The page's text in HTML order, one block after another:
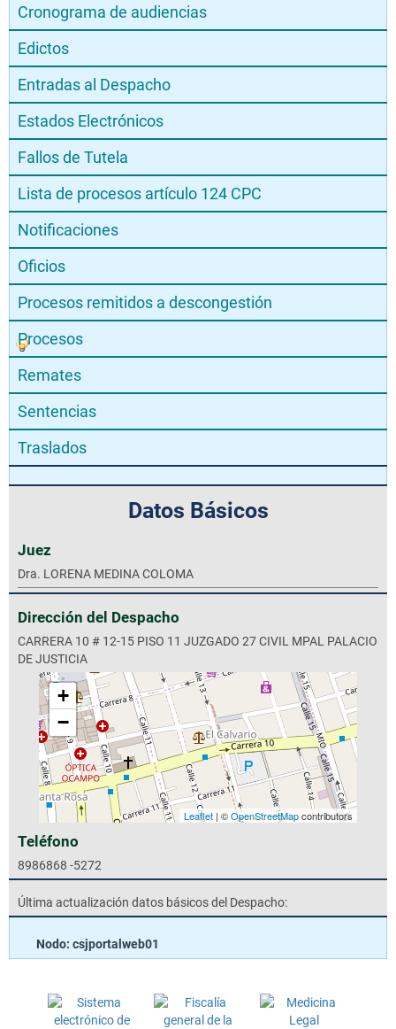
Cronograma de audiencias
Edictos
Entradas al Despacho
Estados Electrónicos
Fallos de Tutela
Lista de procesos artículo 124 CPC
Notificaciones
Oficios
Procesos remitidos a descongestión
Procesos
Remates
Sentencias
Traslados
Datos Básicos
Juez
Dra. LORENA MEDINA COLOMA
Dirección del Despacho
CARRERA 10 # 12-15 PISO 11 JUZGADO 27 CIVIL MPAL PALACIO
DE JUSTICIA
+
−
Leaflet| ©OpenStreetMapcontributors
Teléfono
8986868 -5272
Última actualización datos básicos del Despacho:
Nodo: csjportalweb01